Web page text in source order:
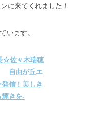
に来てくれました！
います。